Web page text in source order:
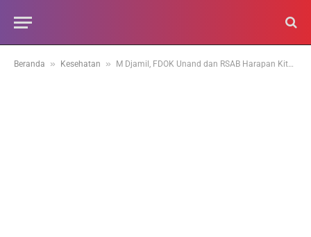
Beranda » Kesehatan » M Djamil, FDOK Unand dan RSAB Harapan Kita Kerja Sama Uji Diagnostik